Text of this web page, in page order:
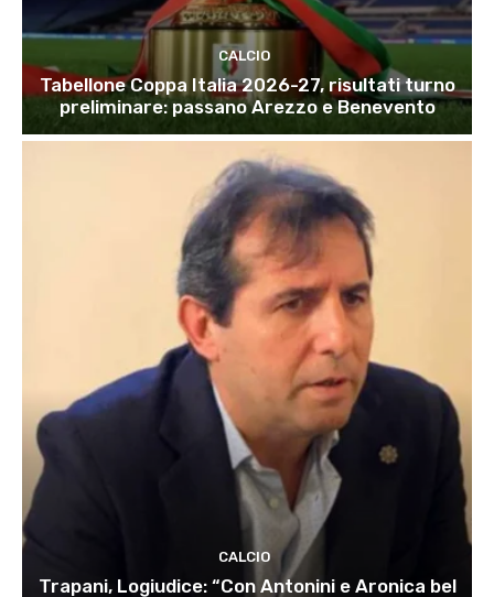
CALCIO
Tabellone Coppa Italia 2026-27, risultati turno
preliminare: passano Arezzo e Benevento
CALCIO
Trapani, Logiudice: “Con Antonini e Aronica bel